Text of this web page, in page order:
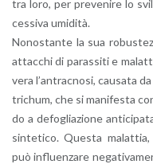
tra loro, per pre­ve­ni­re lo
ces­si­va umi­di­tà.
No­no­stan­te la sua
at­tac­chi di pa­ras­si­ti e
ve­ra l’an­trac­no­si, cau­sa­ta
tri­chum, che si ma­ni­fe­sta
do a de­fo­glia­zio­ne
sin­te­ti­co. Que­sta
può in­fluen­za­re